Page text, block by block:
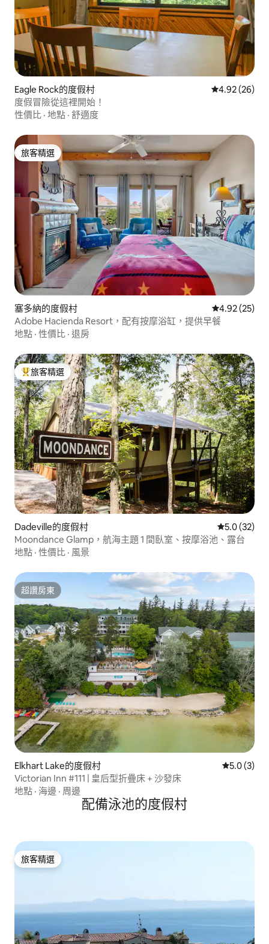
Eagle Rock的度假村 從 26 則評價
4.92 (26)
度假冒險從這裡開始！
性價比 · 地點 · 舒適度
旅客精選
旅客精選
塞多納的度假村 從 25 則評價
4.92 (25)
Adobe Hacienda Resort，配有按摩浴缸，提供早餐
地點 · 性價比 · 退房
旅客精選榜首
旅客精選
Dadeville的度假村 從 32 則評
5.0 (32)
Moondance Glamp，航海主題 1 間臥室、按摩浴池、露台
地點 · 性價比 · 風景
超讚房東
超讚房東
Elkhart Lake的度假村 從 3 則評
5.0 (3)
Victorian Inn #111 | 皇后型折疊床 + 沙發床
地點 · 海邊 · 周邊
配備泳池的度假村
旅客精選
旅客精選